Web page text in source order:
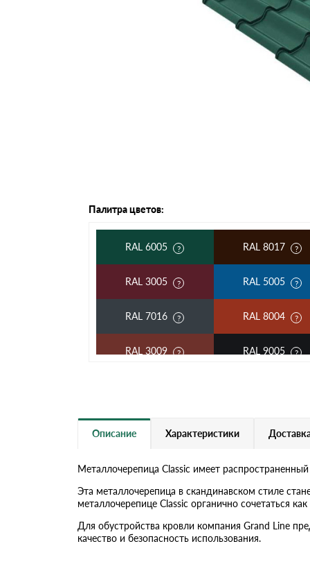
Шифер
Палитра цветов:
RAL 6005 RAL 8017
RAL 3005 RAL 5005
RAL 7016 RAL 8004
RAL 3009 RAL 9005
RAL 3003
RAL 5018 RAL 6019
RAL 9006 RR 32
Описание Характеристики
Металлочерепица Classic имеет
Эта металлочерепица в скандинавском стиле
металлочерепице Classic органично сочетаться
Для обустройства кровли компания Grand Line
качество и безопасность использования.